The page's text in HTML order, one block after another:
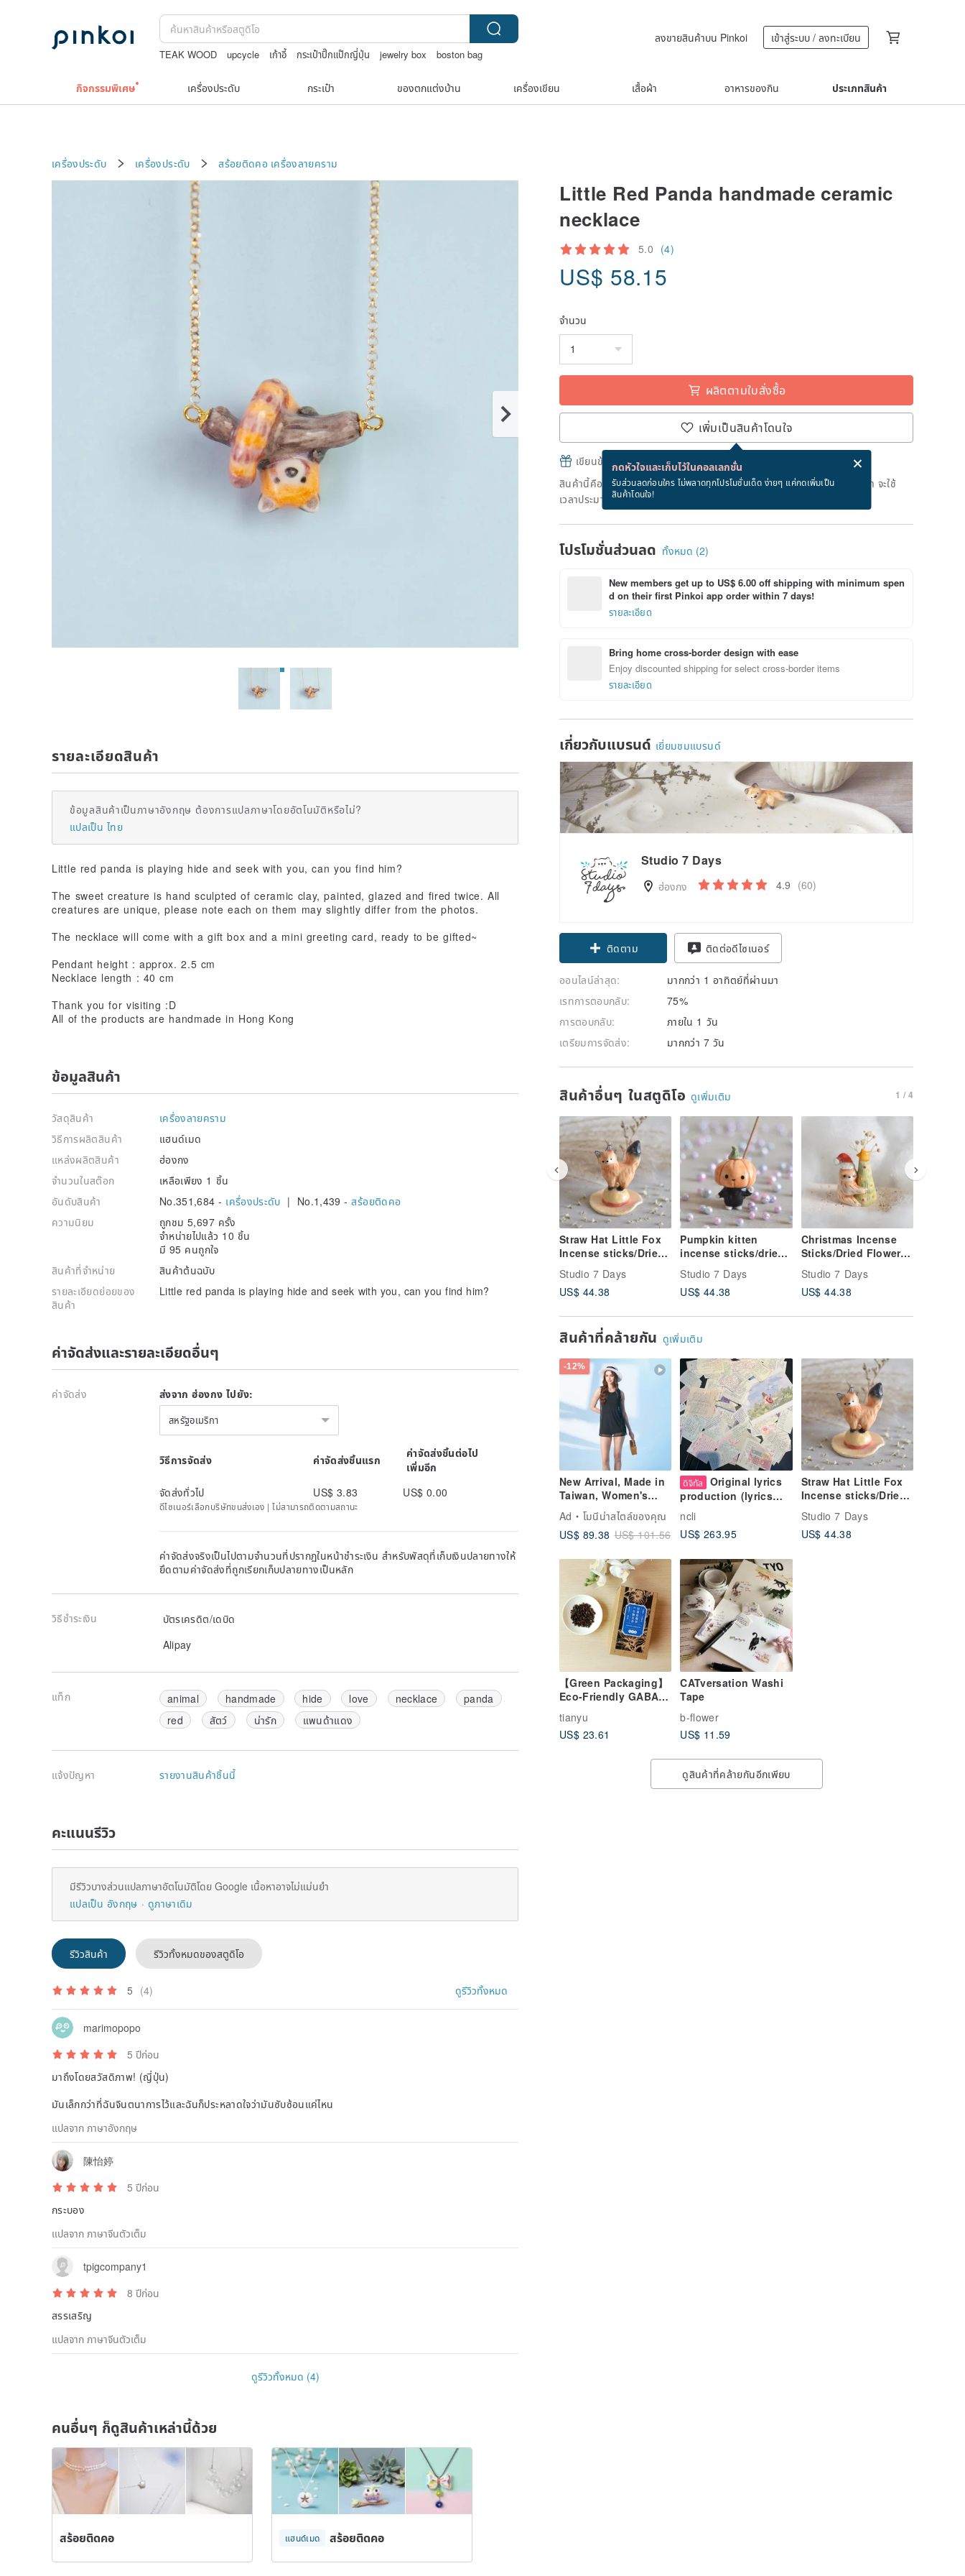
TEAK WOOD upcycle เก้าอี้ กระเป๋าปิ๊กแป๊กญี่ปุ่น jewelry box
boston bag
ลงขายสินค้าบน Pinkoi เข้าสู่ระบบ / ลงทะเบียน
กิจกรรมพิเศษ เครื่องประดับ กระเป๋า ของตกแต่งบ้าน เครื่องเขียน เสื้อผ้า อาหารของกิน ประเภทสินค้า
เครื่องประดับ เครื่องประดับ สร้อยติดคอ เครื่องลายคราม
Little Red Panda handmade ceramic
necklace
5.0 (4)
US$ 58.15
จำนวน
ผลิตตามใบสั่งซื้อ
เพิ่มเป็นสินค้าโดนใจ
กดหัวใจและเก็บไว้ในคอลเลกชั่น
รับส่วนลดก่อนใคร ไม่พลาดทุกโปรโมชั่นเด็ด ง่ายๆ แค่กดเพิ่มเป็น
สินค้าโดนใจ!
เขียนข้อความและส่ง eCard ฟรีเมื่อซื้อสินค้า!
สินค้านี้คือ "สินค้าผลิตตามใบสั่งซื้อ" หลังจากที่ชำระเงินถึงวันที่จะจัดส่งสินค้า จะใช้
เวลาประมาณ 21 วันทางการในการผลิตสินค้า (ไม่รวมวันหยุด)
โปรโมชั่นส่วนลด ทั้งหมด (2)
New members get up to US$ 6.00 off shipping with minimum spen
d on their first Pinkoi app order within 7 days!
รายละเอียด
Bring home cross-border design with ease
Enjoy discounted shipping for select cross-border items
รายละเอียด
เกี่ยวกับแบรนด์ เยี่ยมชมแบรนด์
Studio 7 Days
ฮ่องกง 4.9 (60)
ติดตาม ติดต่อดีไซเนอร์
ออนไลน์ล่าสุด:
มากกว่า 1 อาทิตย์ที่ผ่านมา
เรทการตอบกลับ:
75%
การตอบกลับ:
ภายใน 1 วัน
เตรียมการจัดส่ง:
มากกว่า 7 วัน
สินค้าอื่นๆ ในสตูดิโอ ดูเพิ่มเติม 1 / 4
Straw Hat Little Fox
Incense sticks/Dried
Flower Stand
Studio 7 Days
US$ 44.38
Pumpkin kitten
incense sticks/dried
flower base
Studio 7 Days
US$ 44.38
Christmas Incense
Sticks/Dried Flower
Stand
Studio 7 Days
US$ 44.38
สินค้าที่คล้ายกัน ดูเพิ่มเติม
-12%
New Arrival, Made in
Taiwan, Women's
Double-Layer Design,
Mysterious
Aesthetic, One-Piece
Black
Ad
โมนีน่าสไตล์ของคุณ
US$ 89.38 US$ 101.56
ดิจิทัล
Original lyrics
production (lyrics
writing)
ncli
US$ 263.95
Straw Hat Little Fox
Incense sticks/Dried
Flower Stand
Studio 7 Days
US$ 44.38
【Green Packaging】
Eco-Friendly GABA
That Can Neutralize
Caffeine Stimulation
tianyu
US$ 23.61
CATversation Washi
Tape
b-flower
US$ 11.59
ดูสินค้าที่คล้ายกันอีกเพียบ
รายละเอียดสินค้า
ข้อมูลสินค้าเป็นภาษาอังกฤษ ต้องการแปลภาษาโดยอัตโนมัติหรือไม่?
แปลเป็น ไทย
Little red panda is playing hide and seek with you, can you find him?
The sweet creature is hand sculpted of ceramic clay, painted, glazed and fired twice. All
creatures are unique, please note each on them may slightly differ from the photos.
The necklace will come with a gift box and a mini greeting card, ready to be gifted~
Pendant height : approx. 2.5 cm
Necklace length : 40 cm
Thank you for visiting :D
All of the products are handmade in Hong Kong
ข้อมูลสินค้า
วัสดุสินค้า
เครื่องลายคราม
วิธีการผลิตสินค้า
แฮนด์เมด
แหล่งผลิตสินค้า
ฮ่องกง
จำนวนในสต๊อก
เหลือเพียง 1 ชิ้น
อันดับสินค้า
No.351,684 - เครื่องประดับ | No.1,439 -สร้อยติดคอ
ความนิยม
ถูกชม 5,697 ครั้ง
จำหน่ายไปแล้ว 10 ชิ้น
มี 95 คนถูกใจ
สินค้าที่จำหน่าย
สินค้าต้นฉบับ
รายละเอียดย่อยของ
สินค้า
Little red panda is playing hide and seek with you, can you find him?
ค่าจัดส่งและรายละเอียดอื่นๆ
ค่าจัดส่ง ส่งจาก ฮ่องกง ไปยัง:
สหรัฐอเมริกา
วิธีการจัดส่ง ค่าจัดส่งชิ้นแรก
ค่าจัดส่งชิ้นต่อไป
เพิ่มอีก
จัดส่งทั่วไป
US$ 3.83 US$ 0.00
ดีไซเนอร์เลือกบริษัทขนส่งเอง | ไม่สามารถติดตามสถานะ
ค่าจัดส่งจริงเป็นไปตามจำนวนที่ปรากฏในหน้าชำระเงิน สำหรับพัสดุที่เก็บเงินปลายทางให้
ยึดตามค่าจัดส่งที่ถูกเรียกเก็บปลายทางเป็นหลัก
วิธีชำระเงิน
บัตรเครดิต/เดบิด
Alipay
แท็ก animal handmade hide love necklace
panda
red
สัตว์ น่ารัก แพนด้าแดง
แจ้งปัญหา รายงานสินค้าชิ้นนี้
คะแนนรีวิว
มีรีวิวบางส่วนแปลภาษาอัตโนมัติโดย Google เนื้อหาอาจไม่แม่นยำ
แปลเป็น อังกฤษ
ดูภาษาเดิม
รีวิวสินค้า รีวิวทั้งหมดของสตูดิโอ
5 (4) ดูรีวิวทั้งหมด
marimopopo
5 ปีก่อน
มาถึงโดยสวัสดิภาพ! (ญี่ปุ่น)
มันเล็กกว่าที่ฉันจินตนาการไว้และฉันก็ประหลาดใจว่ามันซับซ้อนแค่ไหน
แปลจาก ภาษาอังกฤษ
陳怡婷
5 ปีก่อน
กระบอง
แปลจาก ภาษาจีนตัวเต็ม
tpigcompany1
8 ปีก่อน
สรรเสริญ
แปลจาก ภาษาจีนตัวเต็ม
ดูรีวิวทั้งหมด (4)
คนอื่นๆ ก็ดูสินค้าเหล่านี้ด้วย
สร้อยติดคอ แฮนด์เมด สร้อยติดคอ